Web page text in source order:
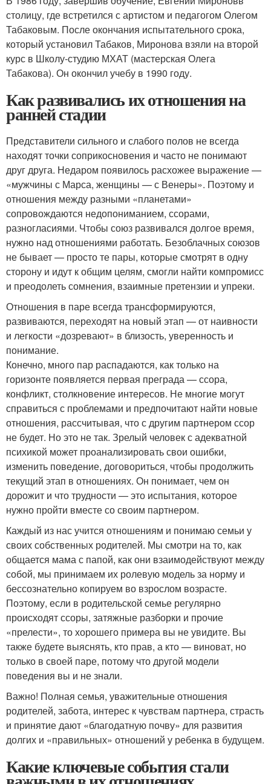
столицу, где встретился с артистом и педагогом Олегом
Табаковым. После окончания испытательного срока,
который установил Табаков, Миронова взяли на второй
курс в Школу-студию МХАТ (мастерская Олега
Табакова). Он окончил учебу в 1990 году.
Как развивались их отношения на
ранней стадии
Представители сильного и слабого полов не всегда
находят точки соприкосновения и часто не понимают
друг друга. Недаром появилось расхожее выражение —
«мужчины с Марса, женщины — с Венеры». Поэтому и
отношения между разными «планетами»
сопровождаются недопониманием, ссорами,
разногласиями. Чтобы союз развивался долгое время,
нужно над отношениями работать. Безоблачных союзов
не бывает — просто те пары, которые смотрят в одну
сторону и идут к общим целям, смогли найти компромисс
и преодолеть сомнения, взаимные претензии и упреки.
Отношения в паре всегда трансформируются,
развиваются, переходят на новый этап — от наивности
и легкости «дозревают» в близость, уверенность и
понимание.
Конечно, много пар распадаются, как только на
горизонте появляется первая преграда — ссора,
конфликт, столкновение интересов. Не многие могут
справиться с проблемами и предпочитают найти новые
отношения, рассчитывая, что с другим партнером ссор
не будет. Но это не так. Зрелый человек с адекватной
психикой может проанализировать свои ошибки,
изменить поведение, договориться, чтобы продолжить
текущий этап в отношениях. Он понимает, чем он
дорожит и что трудности — это испытания, которое
нужно пройти вместе со своим партнером.
Каждый из нас учится отношениям и понимаю семьи у
своих собственных родителей. Мы смотри на то, как
общается мама с папой, как они взаимодействуют между
собой, мы принимаем их ролевую модель за норму и
бессознательно копируем во взрослом возрасте.
Поэтому, если в родительской семье регулярно
происходят ссоры, затяжные разборки и прочие
«прелести», то хорошего примера вы не увидите. Вы
также будете выяснять, кто прав, а кто — виноват, но
только в своей паре, потому что другой модели
поведения вы и не знали.
Важно! Полная семья, уважительные отношения
родителей, забота, интерес к чувствам партнера, страсть
и принятие дают «благодатную почву» для развития
долгих и «правильных» отношений у ребенка в будущем.
Какие ключевые события стали